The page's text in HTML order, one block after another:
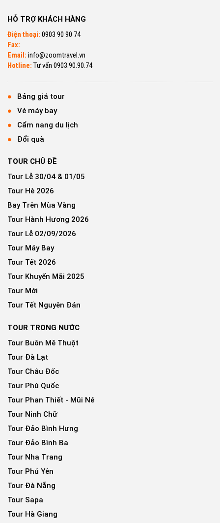
HỖ TRỢ KHÁCH HÀNG
Điện thoại: 0903 90 90 74
Fax:
Email: info@zoomtravel.vn
Hotline: Tư vấn 0903.90.90.74
Bảng giá tour
Vé máy bay
Cẩm nang du lịch
Đổi quà
TOUR CHỦ ĐỀ
Tour Lễ 30/04 & 01/05
Tour Hè 2026
Bay Trên Mùa Vàng
Tour Hành Hương 2026
Tour Lễ 02/09/2026
Tour Máy Bay
Tour Tết 2026
Tour Khuyến Mãi 2025
Tour Mới
Tour Tết Nguyên Đán
TOUR TRONG NƯỚC
Tour Buôn Mê Thuột
Tour Đà Lạt
Tour Châu Đốc
Tour Phú Quốc
Tour Phan Thiết - Mũi Né
Tour Ninh Chữ
Tour Đảo Bình Hưng
Tour Đảo Bình Ba
Tour Nha Trang
Tour Phú Yên
Tour Đà Nẵng
Tour Sapa
Tour Hà Giang